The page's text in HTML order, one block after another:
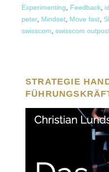
Experimenting
Feedback
peter, Mindset Move fast
swisscom swisscom
STRATEGIE